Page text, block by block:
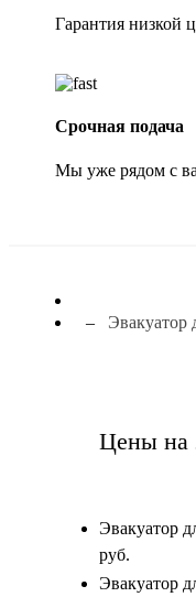
Гарантия низкой
Срочная подача
Мы уже рядом с
Эвакуатор
Цены на
Эвакуатор
руб.
Эвакуатор